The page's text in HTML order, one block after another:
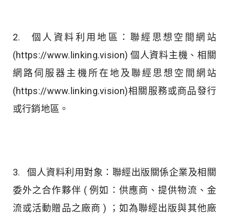
2. 個人資料利用地區：聯經思想空間網站
(https://www.linking.vision) 個人資料主機、相關
網路伺服器主機所在地及聯經思想空間網站
(https://www.linking.vision)相關服務或商品發行
或行銷地區。
3. 個人資料利用對象：聯經出版關係企業及相關
委外之合作夥伴 ( 例如：供應商、提供物流、金
流或活動贈品之廠商 ) ；如為聯經出版與其他廠